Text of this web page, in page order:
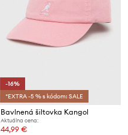
-16%
*EXTRA -5 % s kódom: SALE
Bavlnená šiltovka Kangol
Aktuálna cena:
44,99 €